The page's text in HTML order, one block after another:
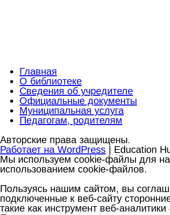
Главная
О библиотеке
Сведения об учредителе
Официальные документы
Муниципальная услуга
Педагогам, родителям
Авторские права защищены.
Работает на WordPress | Education
Мы используем cookie-файлы для
использованием cookie-файлов.
Пользуясь нашим сайтом, вы
подключенные к веб-сайту
такие как инструмент веб-